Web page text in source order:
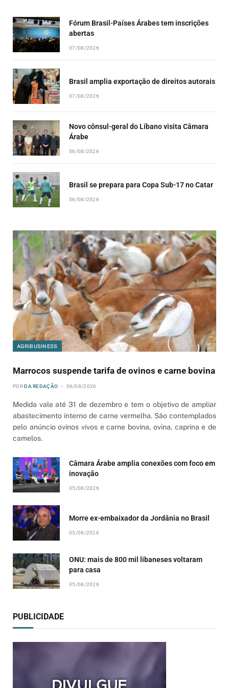
Fórum Brasil-Países Árabes tem inscrições
abertas
07/08/2026
Brasil amplia exportação de direitos autorais
07/08/2026
Novo cônsul-geral do Líbano visita Câmara
Árabe
06/08/2026
Brasil se prepara para Copa Sub-17 no Catar
06/08/2026
AGRIBUSINESS
Marrocos suspende tarifa de ovinos e carne bovina
POR DA REDAÇÃO 06/08/2026
Medida vale até 31 de dezembro e tem o objetivo de ampliar
abastecimento interno de carne vermelha. São contemplados
pelo anúncio ovinos vivos e carne bovina, ovina, caprina e de
camelos.
Câmara Árabe amplia conexões com foco em
inovação
05/08/2026
Morre ex-embaixador da Jordânia no Brasil
05/08/2026
ONU: mais de 800 mil libaneses voltaram
para casa
05/08/2026
PUBLICIDADE